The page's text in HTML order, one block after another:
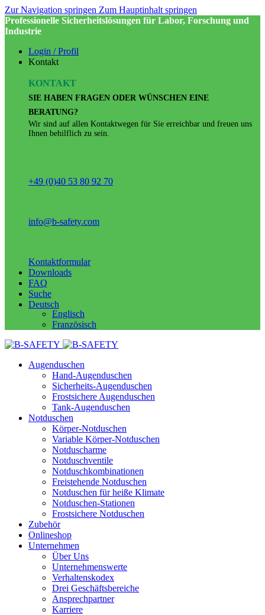
Zur Navigation springen Zum Hauptinhalt springen
Professionelle Sicherheitslösungen für Labor, Forschung und
Industrie
Login / Profil
Kontakt
KONTAKT
SIE HABEN FRAGEN ODER WÜNSCHEN EINE
BERATUNG?
Wir sind auf allen Kontaktwegen für Sie erreichbar und freuen uns
Ihnen behilflich zu sein.
+49 (0)40 53 80 92 70
info@b-safety.com
Kontaktformular
Downloads
FAQ
Suche
Deutsch
Englisch
Französisch
Augenduschen
Hand-Augenduschen
Sicherheits-Augenduschen
Frostsichere Augenduschen
Tank-Augenduschen
Notduschen
Körper-Notduschen
Variable Körper-Notduschen
Notduscharme
Notduschventile
Notduschkombinationen
Freistehende Notduschen
Notduschen für heiße Klimate
Notduschen-Stationen
Frostsichere Notduschen
Zubehör
Onlineshop
Unternehmen
Über Uns
Unternehmenswerte
Verhaltenskodex
Drei Geschäftsbereiche
Ansprechpartner
Karriere